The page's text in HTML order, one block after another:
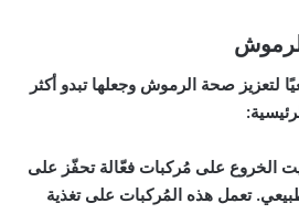
لتعزيز صحة الرموش وجعلها تبدو أكثر
الخروع على مُركبات فعّالة تحفّز على
تعمل هذه المُركبات على تغذية